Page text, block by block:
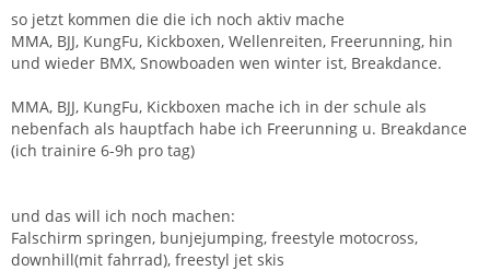
so jetzt kommen die die ich noch aktiv mache
MMA, BJJ, KungFu, Kickboxen, Wellenreiten, Freerunning, hin
und wieder BMX, Snowboaden wen winter ist, Breakdance.
MMA, BJJ, KungFu, Kickboxen mache ich in der schule als
nebenfach als hauptfach habe ich Freerunning u. Breakdance
(ich trainire 6-9h pro tag)
und das will ich noch machen:
Falschirm springen, bunjejumping, freestyle motocross,
downhill(mit fahrrad), freestyl jet skis